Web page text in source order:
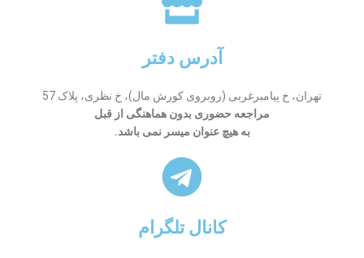
آدرس دفتر
تهران، خ پیامبرغربی (روبروی کورش مال)، خ نظری، پلاک 57
مراجعه حضوری بدون هماهنگی از قبل
به هیچ عنوان میسر نمی باشد.
کانال تلگرام